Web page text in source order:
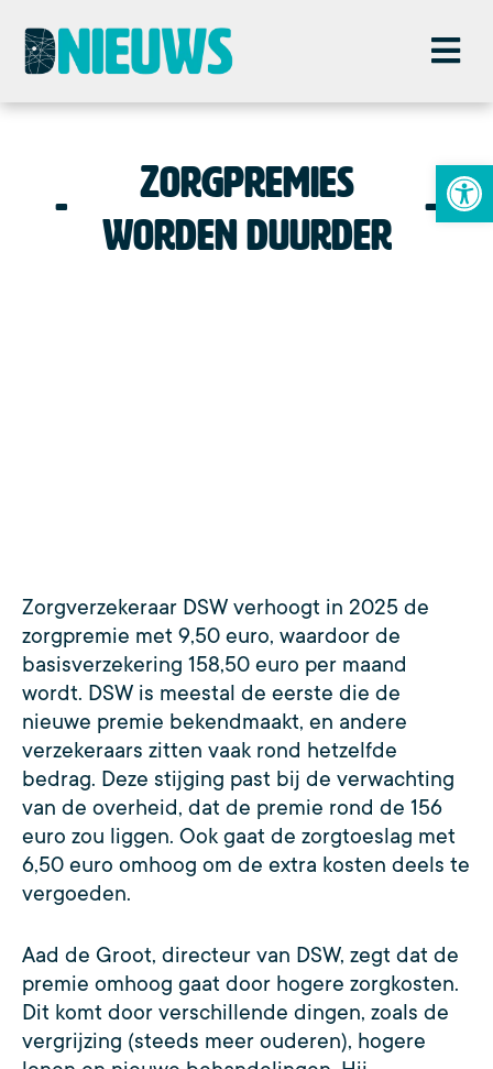
Zorgpremies
worden duurder
Zorgverzekeraar DSW verhoogt in 2025 de
zorgpremie met 9,50 euro, waardoor de
basisverzekering 158,50 euro per maand
wordt. DSW is meestal de eerste die de
nieuwe premie bekendmaakt, en andere
verzekeraars zitten vaak rond hetzelfde
bedrag. Deze stijging past bij de verwachting
van de overheid, dat de premie rond de 156
euro zou liggen. Ook gaat de zorgtoeslag met
6,50 euro omhoog om de extra kosten deels te
vergoeden.
Aad de Groot, directeur van DSW, zegt dat de
premie omhoog gaat door hogere zorgkosten.
Dit komt door verschillende dingen, zoals de
vergrijzing (steeds meer ouderen), hogere